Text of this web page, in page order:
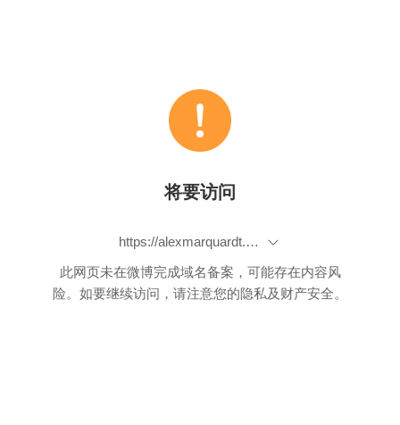
将要访问
https://alexmarquardt.com/using-grok-with-elasticsearch-to-add-structure-to-your-data/
此网页未在微博完成域名备案，可能存在内容风
险。如要继续访问，请注意您的隐私及财产安全。